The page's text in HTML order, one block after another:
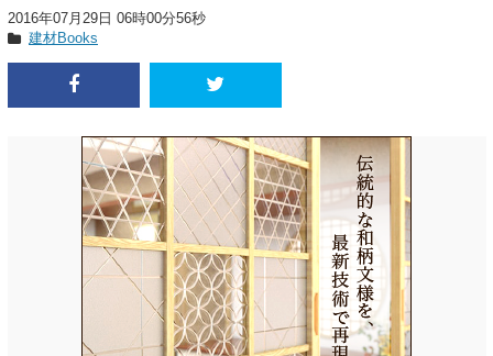
2016年07月29日 06時00分56秒
建材Books